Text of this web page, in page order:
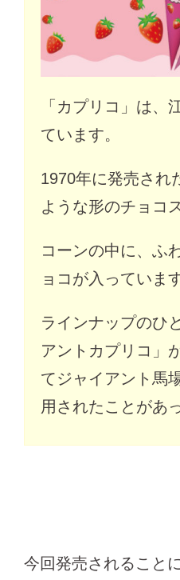
「カプリコ」は、
ています。
1970年に発売され
ような形のチョコ
コーンの中に、ふ
ョコが入っています
ラインナップのひ
アントカプリコ」
てジャイアント馬
用されたことがあ
今回発売されること